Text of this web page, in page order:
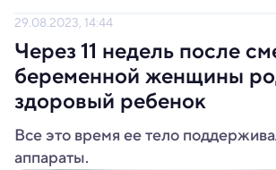
29.08.2023, 14:44
Через 11 недель после
беременной женщины
здоровый ребенок
Все это время ее тело
аппараты.